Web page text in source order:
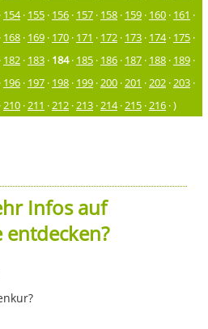
· 154· 155 · 156 · 157 · 158 · 159 · 160 · 161 ·
· 168 · 169 · 170 · 171 · 172 · 173 · 174· 175 ·
· 182 · 183 · 184· 185 · 186 · 187 · 188 · 189 ·
· 196 · 197 · 198 · 199 ·200 ·201 ·202 ·203 ·
·210 ·211 ·212 ·213 ·214·215 ·216 · )
Infos auf